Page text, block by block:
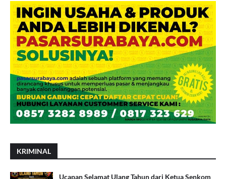
KRIMINAL
Ucapan Selamat Ulang Tahun dari Ketua Senkom